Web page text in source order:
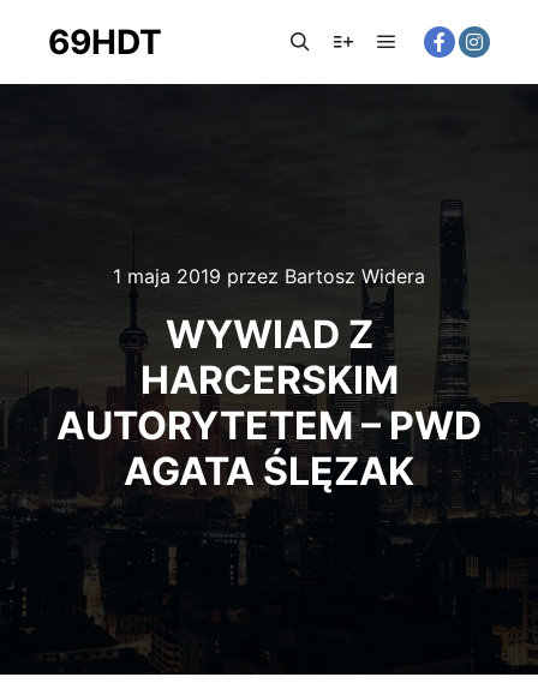
69HDT
1 maja 2019 przez Bartosz Widera
WYWIAD Z
HARCERSKIM
AUTORYTETEM – PWD
AGATA ŚLĘZAK